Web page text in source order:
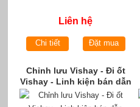
Liên hệ
Chi tiết Đặt mua
Chỉnh lưu Vishay - Đi ốt
Vishay - Linh kiện bán dẫn
Vishay - Vishay Việt Nam